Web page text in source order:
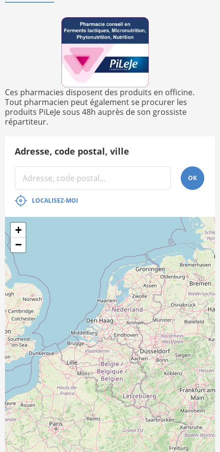
Ces pharmacies disposent des produits en officine.
Tout pharmacien peut également se procurer les
produits PiLeJe sous 48h auprès de son grossiste
répartiteur.
+
−
Adresse, code postal, ville
OK
LOCALISEZ-MOI